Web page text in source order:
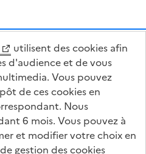
utilisent des cookies afin
d'audience et de vous
Vous pouvez
de ces cookies en
Nous
6 mois. Vous pouvez à
et modifier votre choix en
gestion des cookies